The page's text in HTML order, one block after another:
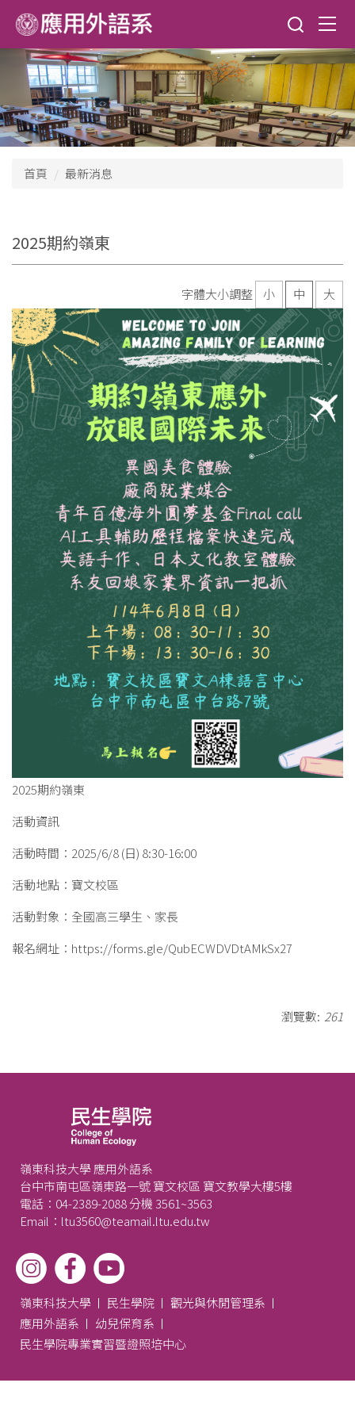
到
主
區
首頁 最新消息
2025期約嶺東
字體大小調整 小 中 大
2025期約嶺東
活動資訊
活動時間：2025/6/8 (日) 8:30-16:00
活動地點：寶文校區
​活動對象：全國高三學生、家長
​報名網址： https://forms.gle/QubECWDVDtAMkSx27
瀏覽數: 261
嶺東科技大學 應用外語系
台中市南屯區嶺東路一號 寶文校區 寶文教學大樓5樓
電話：04-2389-2088 分機 3561~3563
Email：ltu3560@teamail.ltu.edu.tw
嶺東科技大學 民生學院
觀光與休閒管理系
應用外語系
幼兒保育系
民生學院專業實習暨證照培中心